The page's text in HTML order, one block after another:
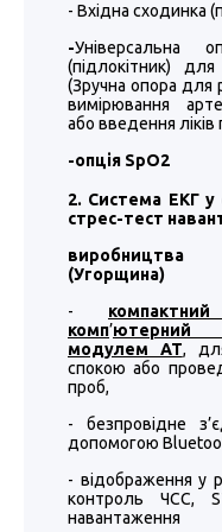
- Вхідна сходинка
-Універсальна
(підлокітник)
(Зручна опора для
вимірювання
або введення ліків
-опція SpO2
2. Система ЕКГ у
стрес-тест
(Угорщина)
-
комп’ютерний
модулем АТ,
спокою або
проб,
- безпровідне
допомогою
- відображення у
контроль ЧСС,
навантаження